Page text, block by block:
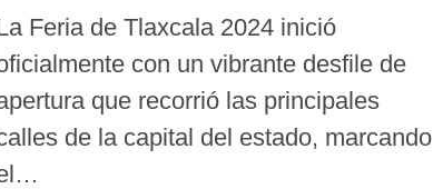
Feria de Tlaxcala 2024 inició
con un vibrante desfile de
que recorrió las principales
de la capital del estado, marcando